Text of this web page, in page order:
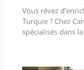
Vous rêvez
Turquie ? Chez
spécialisés dans